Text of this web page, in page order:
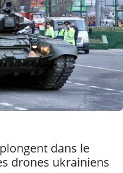
dans le
drones ukrainiens